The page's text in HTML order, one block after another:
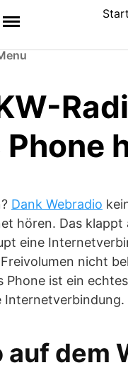
Dank Webradio
hören. Das
eine
nicht
ist ein
auf dem